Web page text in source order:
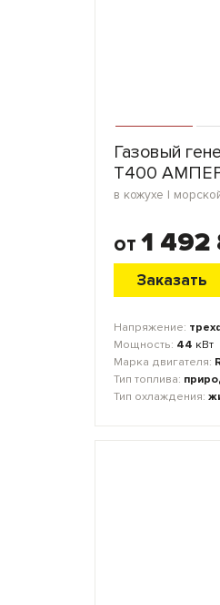
Газовый
Т400
от 1 492
Заказать
Напряжение:
Мощность: 44 кВт
Марка двигателя:
Тип топлива:
Тип охлаждения: